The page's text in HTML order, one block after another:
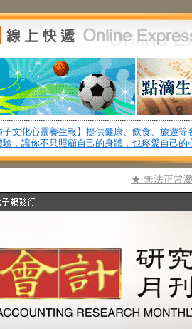
子文化心靈養生報】提供健康、飲食、旅遊等
驗，讓你不只照顧自己的身體，也疼愛自己的
★ 無法正常